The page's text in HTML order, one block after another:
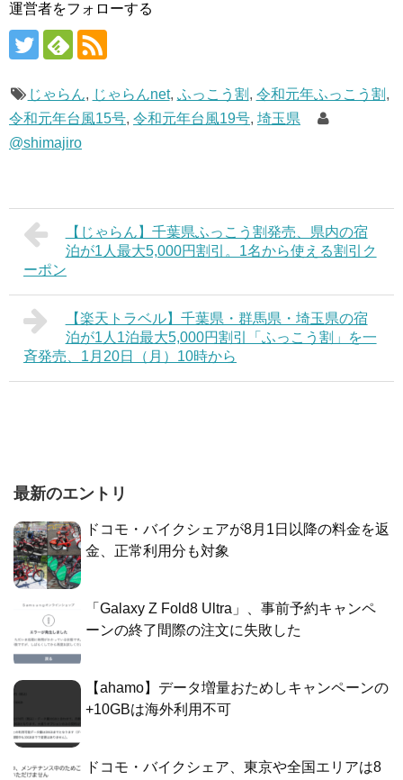
運営者をフォローする
じゃらん, じゃらんnet, ふっこう割 , 令和元年ふっこう割 ,
令和元年台風15号, 令和元年台風19号, 埼玉県
@shimajiro
【じゃらん】千葉県ふっこう割発売、県内の宿
泊が1人最大5,000円割引。1名から使える割引ク
ーポン
【楽天トラベル】千葉県・群馬県・埼玉県の宿
泊が1人1泊最大5,000円割引「ふっこう割」を一
斉発売、1月20日（月）10時から
最新のエントリ
ドコモ・バイクシェアが8月1日以降の料金を返
金、正常利用分も対象
「Galaxy Z Fold8 Ultra」、事前予約キャンペ
ーンの終了間際の注文に失敗した
【ahamo】データ増量おためしキャンペーンの
+10GBは海外利用不可
ドコモ・バイクシェア、東京や全国エリアは8